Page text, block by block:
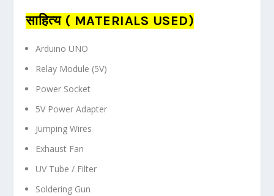
साहित्य ( MATERIALS USED)
Arduino UNO
Relay Module (5V)
Power Socket
5V Power Adapter
Jumping Wires
Exhaust Fan
UV Tube / Filter
Soldering Gun